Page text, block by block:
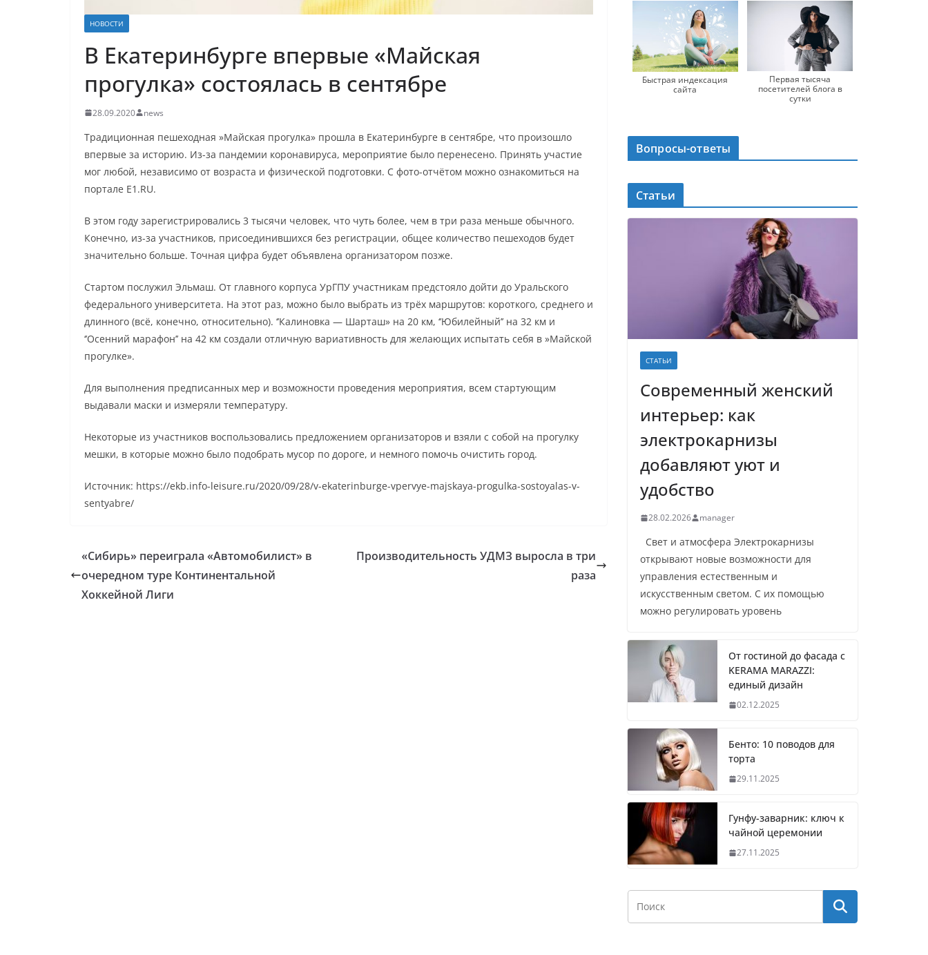
НОВОСТИ
В Екатеринбурге впервые «Майская
прогулка» состоялась в сентябре
28.09.2020 news
Традиционная пешеходная »Майская прогулка» прошла в Екатеринбурге в сентябре, что произошло
впервые за историю. Из-за пандемии коронавируса, мероприятие было перенесено. Принять участие
мог любой, независимо от возраста и физической подготовки. С фото-отчётом можно ознакомиться на
портале E1.RU.
В этом году зарегистрировались 3 тысячи человек, что чуть более, чем в три раза меньше обычного.
Конечно, из-за участников, присоединившихся без регистрации, общее количество пешеходов будет
значительно больше. Точная цифра будет объявлена организатором позже.
Стартом послужил Эльмаш. От главного корпуса УрГПУ участникам предстояло дойти до Уральского
федерального университета. На этот раз, можно было выбрать из трёх маршрутов: короткого, среднего и
длинного (всё, конечно, относительно). ‘’Калиновка — Шарташ» на 20 км, ‘’Юбилейный’’ на 32 км и
‘’Осенний марафон’’ на 42 км создали отличную вариативность для желающих испытать себя в »Майской
прогулке».
Для выполнения предписанных мер и возможности проведения мероприятия, всем стартующим
выдавали маски и измеряли температуру.
Некоторые из участников воспользовались предложением организаторов и взяли с собой на прогулку
мешки, в которые можно было подобрать мусор по дороге, и немного помочь очистить город.
Источник: https://ekb.info-leisure.ru/2020/09/28/v-ekaterinburge-vpervye-majskaya-progulka-sostoyalas-v-
sentyabre/
«Сибирь» переиграла «Автомобилист» в
очередном туре Континентальной
Хоккейной Лиги
Производительность УДМЗ выросла в три
раза
Быстрая индексация
сайта
Первая тысяча
посетителей блога в
сутки
Вопросы-ответы
Статьи
СТАТЬИ
Современный женский
интерьер: как
электрокарнизы
добавляют уют и
удобство
28.02.2026 manager
Свет и атмосфера Электрокарнизы
открывают новые возможности для
управления естественным и
искусственным светом. С их помощью
можно регулировать уровень
От гостиной до фасада с
KERAMA MARAZZI:
единый дизайн
02.12.2025
Бенто: 10 поводов для
торта
29.11.2025
Гунфу-заварник: ключ к
чайной церемонии
27.11.2025